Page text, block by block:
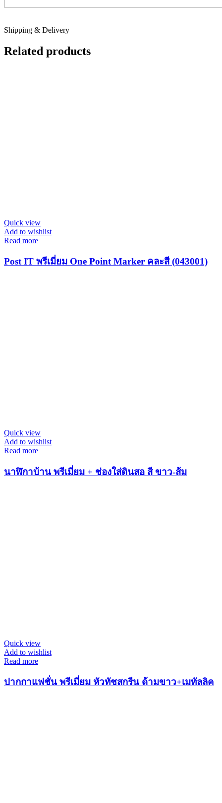
Shipping & Delivery
Related products
Quick view
Add to wishlist
Read more
Post IT พรีเมี่ยม One Point Marker คละสี (043001)
Quick view
Add to wishlist
Read more
นาฬิกาบ้าน พรีเมี่ยม + ช่องใส่ดินสอ สี ขาว-ส้ม
Quick view
Add to wishlist
Read more
ปากกาแฟชั่น พรีเมี่ยม หัวทัชสกรีน ด้ามขาว+เมทัลลิค